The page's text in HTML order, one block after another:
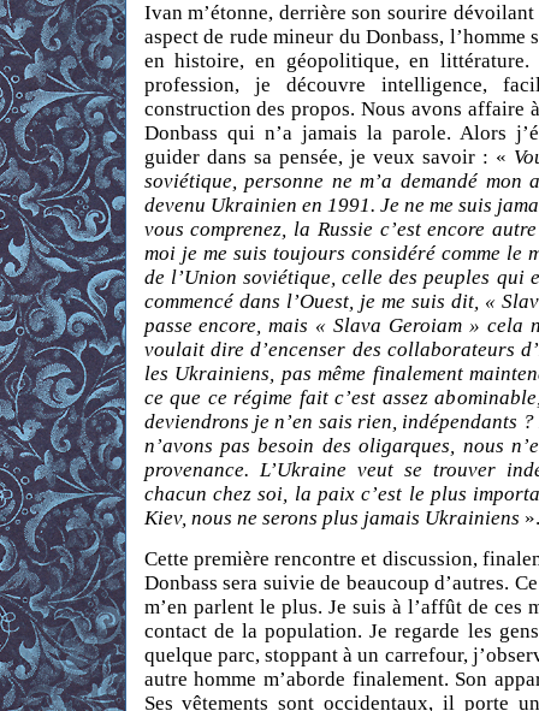
Ivan m’étonne, derrière son sourire
aspect de rude mineur du Donbass,
en histoire, en géopolitique, en
profession, je découvre intelligence,
construction des propos. Nous avons affaire
Donbass qui n’a jamais la parole. Alors
guider dans sa pensée, je veux savoir : «
soviétique, personne ne m’a demandé
devenu Ukrainien en 1991. Je ne me suis
vous comprenez, la Russie c’est encore
moi je me suis toujours considéré comme le
de l’Union soviétique, celle des peuples qui
commencé dans l’Ouest, je me suis dit, «
passe encore, mais « Slava Geroiam » cela
voulait dire d’encenser des collaborateurs
les Ukrainiens, pas même finalement
ce que ce régime fait c’est assez
deviendrons je n’en sais rien, indépendants
n’avons pas besoin des oligarques, nous
provenance. L’Ukraine veut se trouver
chacun chez soi, la paix c’est le plus
Kiev, nous ne serons plus jamais Ukrainiens ».
Cette première rencontre et discussion,
Donbass sera suivie de beaucoup d’autres.
m’en parlent le plus. Je suis à l’affût de ces
contact de la population. Je regarde les
quelque parc, stoppant à un carrefour,
autre homme m’aborde finalement. Son
Ses vêtements sont occidentaux, il porte